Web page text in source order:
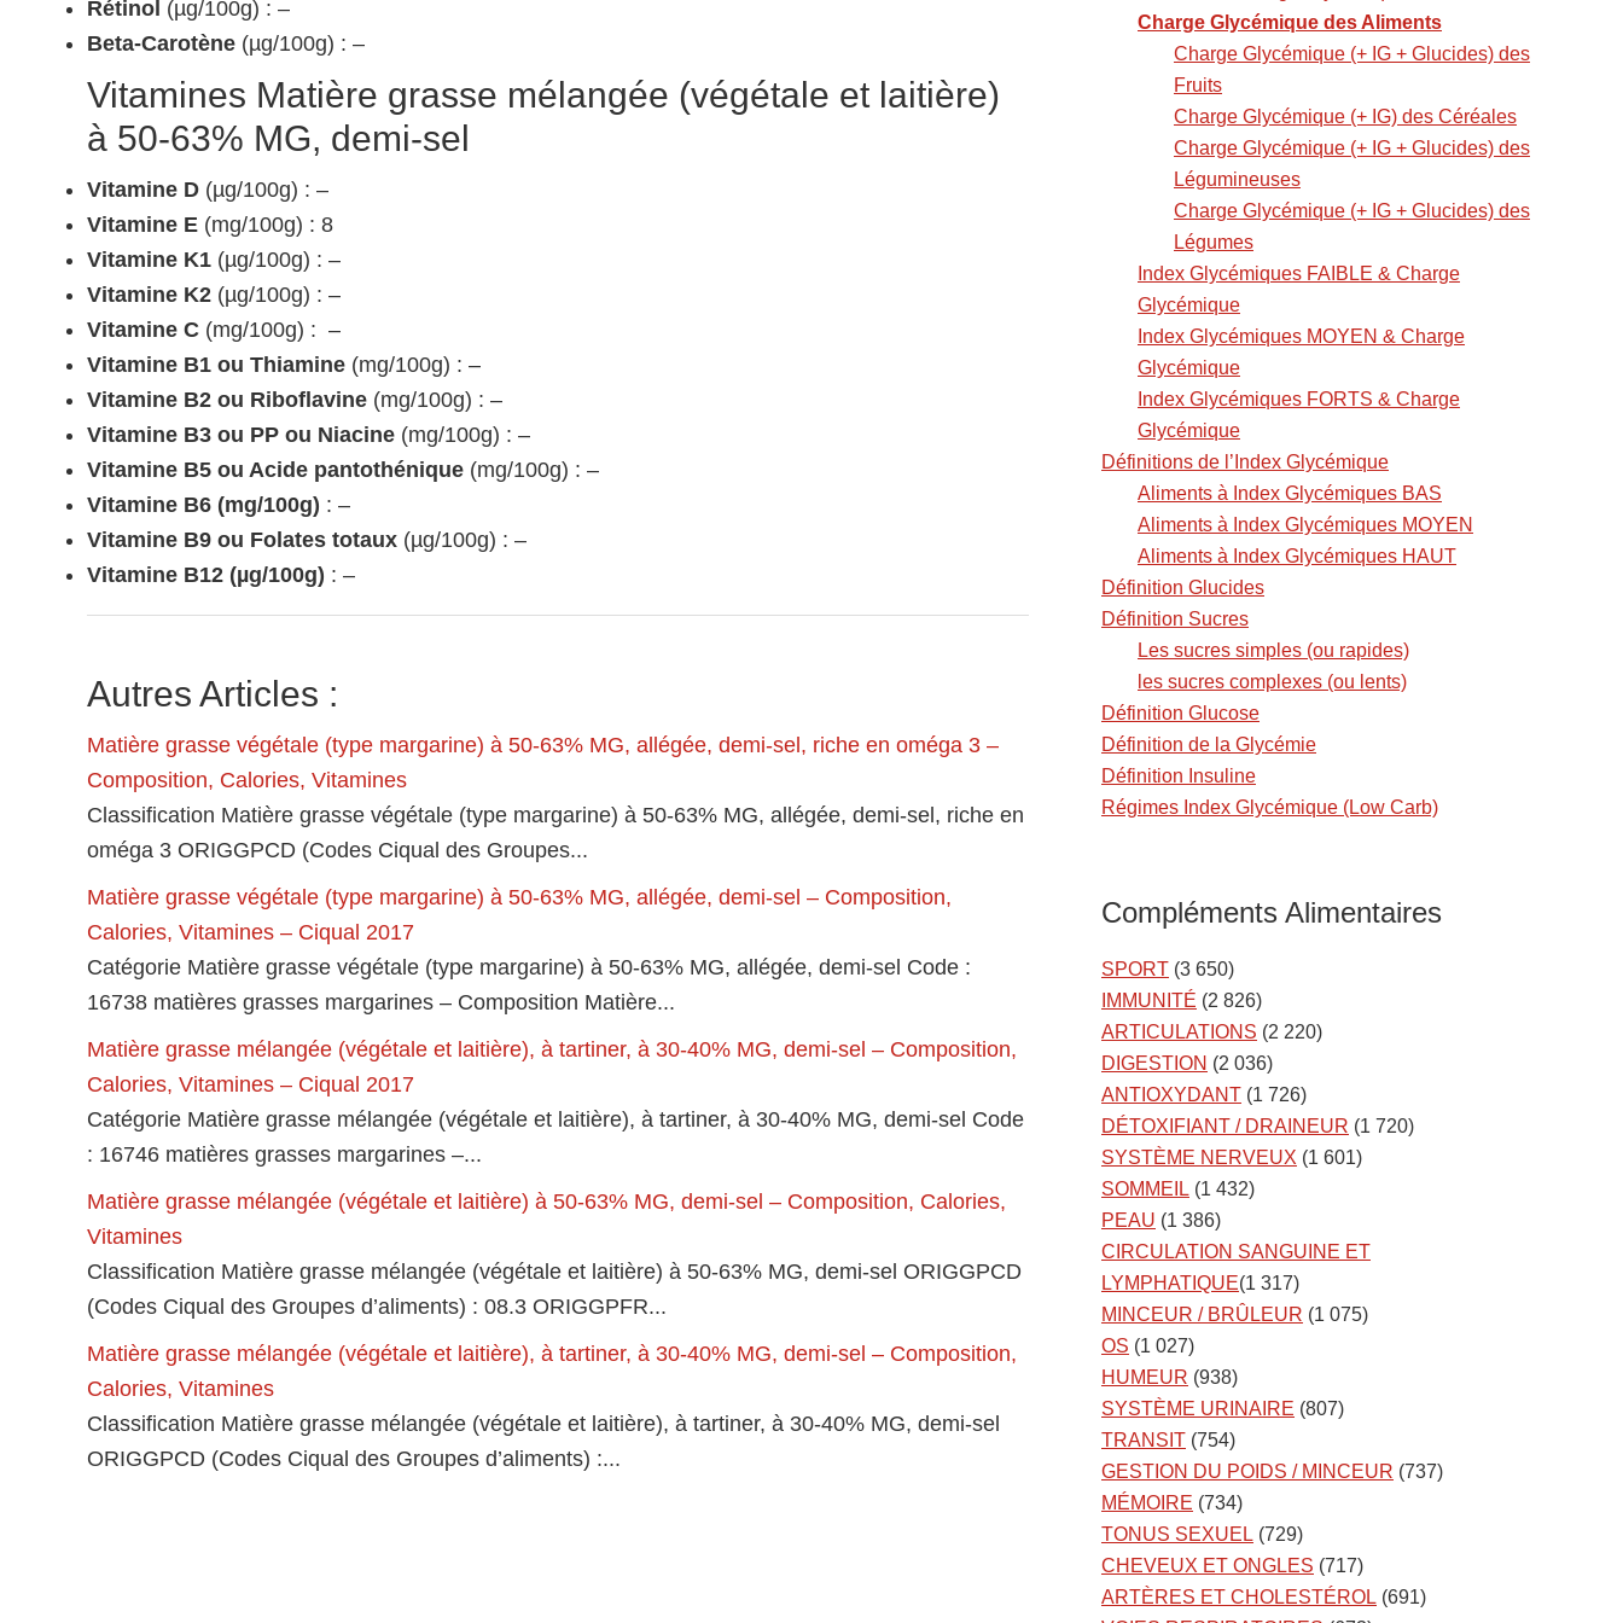
Rétinol (µg/100g) : –
Beta-Carotène (µg/100g) : –
Vitamines Matière grasse mélangée (végétale et laitière)
à 50-63% MG, demi-sel
Vitamine D (µg/100g) : –
Vitamine E (mg/100g) : 8
Vitamine K1 (µg/100g) : –
Vitamine K2 (µg/100g) : –
Vitamine C (mg/100g) : –
Vitamine B1 ou Thiamine (mg/100g) : –
Vitamine B2 ou Riboflavine (mg/100g) : –
Vitamine B3 ou PP ou Niacine (mg/100g) : –
Vitamine B5 ou Acide pantothénique (mg/100g) : –
Vitamine B6 (mg/100g) : –
Vitamine B9 ou Folates totaux (µg/100g) : –
Vitamine B12 (µg/100g) : –
Autres Articles :
Matière grasse végétale (type margarine) à 50-63% MG, allégée, demi-sel, riche en oméga 3 –
Composition, Calories, Vitamines
Classification Matière grasse végétale (type margarine) à 50-63% MG, allégée, demi-sel, riche en
oméga 3 ORIGGPCD (Codes Ciqual des Groupes...
Matière grasse végétale (type margarine) à 50-63% MG, allégée, demi-sel – Composition,
Calories, Vitamines – Ciqual 2017
Catégorie Matière grasse végétale (type margarine) à 50-63% MG, allégée, demi-sel Code :
16738 matières grasses margarines – Composition Matière...
Matière grasse mélangée (végétale et laitière), à tartiner, à 30-40% MG, demi-sel – Composition,
Calories, Vitamines – Ciqual 2017
Catégorie Matière grasse mélangée (végétale et laitière), à tartiner, à 30-40% MG, demi-sel Code
: 16746 matières grasses margarines –...
Matière grasse mélangée (végétale et laitière) à 50-63% MG, demi-sel – Composition, Calories,
Vitamines
Classification Matière grasse mélangée (végétale et laitière) à 50-63% MG, demi-sel ORIGGPCD
(Codes Ciqual des Groupes d’aliments) : 08.3 ORIGGPFR...
Matière grasse mélangée (végétale et laitière), à tartiner, à 30-40% MG, demi-sel – Composition,
Calories, Vitamines
Classification Matière grasse mélangée (végétale et laitière), à tartiner, à 30-40% MG, demi-sel
ORIGGPCD (Codes Ciqual des Groupes d’aliments) :...
Charge Glycémique des Aliments
Charge Glycémique (+ IG + Glucides) des
Fruits
Charge Glycémique (+ IG) des Céréales
Charge Glycémique (+ IG + Glucides) des
Légumineuses
Charge Glycémique (+ IG + Glucides) des
Légumes
Index Glycémiques FAIBLE & Charge
Glycémique
Index Glycémiques MOYEN & Charge
Glycémique
Index Glycémiques FORTS & Charge
Glycémique
Définitions de l’Index Glycémique
Aliments à Index Glycémiques BAS
Aliments à Index Glycémiques MOYEN
Aliments à Index Glycémiques HAUT
Définition Glucides
Définition Sucres
Les sucres simples (ou rapides)
les sucres complexes (ou lents)
Définition Glucose
Définition de la Glycémie
Définition Insuline
Régimes Index Glycémique (Low Carb)
Compléments Alimentaires
SPORT (3 650)
IMMUNITÉ (2 826)
ARTICULATIONS (2 220)
DIGESTION (2 036)
ANTIOXYDANT (1 726)
DÉTOXIFIANT / DRAINEUR (1 720)
SYSTÈME NERVEUX (1 601)
SOMMEIL (1 432)
PEAU (1 386)
CIRCULATION SANGUINE ET
LYMPHATIQUE(1 317)
MINCEUR / BRÛLEUR (1 075)
OS (1 027)
HUMEUR (938)
SYSTÈME URINAIRE (807)
TRANSIT (754)
GESTION DU POIDS / MINCEUR (737)
MÉMOIRE (734)
TONUS SEXUEL (729)
CHEVEUX ET ONGLES (717)
ARTÈRES ET CHOLESTÉROL (691)